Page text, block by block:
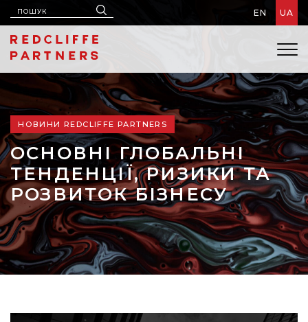
EN UA
НОВИНИ REDCLIFFE PARTNERS
ОСНОВНІ ГЛОБАЛЬНІ
ТЕНДЕНЦІЇ, РИЗИКИ ТА
РОЗВИТОК БІЗНЕСУ